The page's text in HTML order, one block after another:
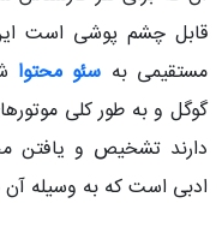
قابل چشم پوشی است
مستقیمی به سئو محتوا
گوگل و به طور کلی
دارند تشخیص و
ادبی است که به وسیله آن